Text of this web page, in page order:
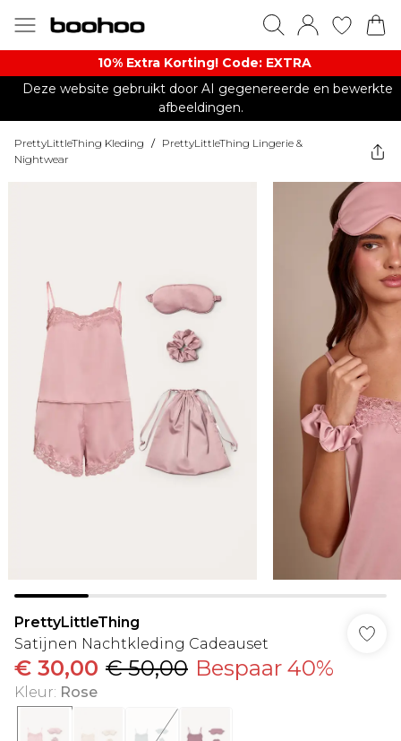
10% Extra Korting! Code: EXTRA​
Deze website gebruikt door AI gegenereerde en bewerkte
afbeeldingen.
PrettyLittleThing Kleding / PrettyLittleThing Lingerie &
Nightwear
PrettyLittleThing
Satijnen Nachtkleding Cadeauset
€ 30,00 € 50,00 Bespaar 40%
Kleur: Rose